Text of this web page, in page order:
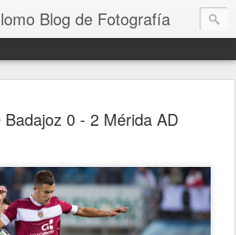
Blog de Fotografía
Badajoz 0 - 2 Mérida AD